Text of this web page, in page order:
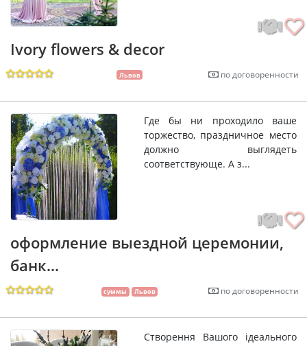
Ivory flowers & decor
Львов по договоренности
Где бы ни проходило ваше
торжество, праздничное место
должно выглядеть
соответствующе. А з...
оформление выездной церемонии,
банк...
суммы Львов по договоренности
Створення Вашого ідеального